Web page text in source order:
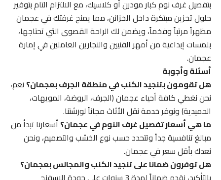
بتفصيل غرف نوم كبار مودرن أو كلاسيك، مع الالتزام التام بتوفير
حلول تخزين مبتكرة داخل الخزائن، مما يمنح غرفتك في عجمان
مظهراً مرتباً وفخماً، ويضمن لك الراحة القصوى التي تحتاجها،
بلمسات إبداعية من أمهر الفنيين والنجارين العاملين في إمارة
عجمان.
أسئلة وأجوبة
هل تقومون بتنجيد الكنب في منطقة الجرف بعجمان؟نعم،
نحن نغطي كافة أحياء عجمان (الجرف، الروضة، المويهات،
الحميدية) ونوفر خدمة نقل الأثاث مجاناً لورشتنا.
ما هي أسعار تفصيل غرف النوم في عجمان؟أسعارنا تبدأ من
مبالغ تنافسية جداً وتتحدد حسب نوع الخشب والتصميم، ونحن
نعدك بأقل سعر في عجمان.
هل توفرون ضماناً على تنجيد الكنب والمجالس بعجمان؟